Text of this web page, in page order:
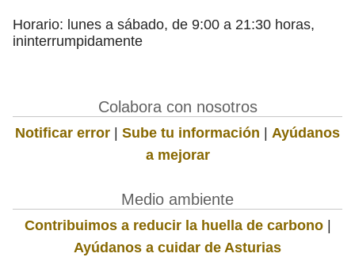
Horario: lunes a sábado, de 9:00 a 21:30 horas,
ininterrumpidamente
Colabora con nosotros
Notificar error | Sube tu información | Ayúdanos
a mejorar
Medio ambiente
Contribuimos a reducir la huella de carbono|
Ayúdanos a cuidar de Asturias